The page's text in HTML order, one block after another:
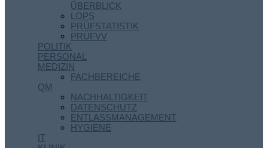
ÜBERBLICK
LOPS
PRÜFSTATISTIK
PRÜFVV
POLITIK
PERSONAL
MEDIZIN
FACHBEREICHE
QM
NACHHALTIGKEIT
DATENSCHUTZ
ENTLASSMANAGEMENT
HYGIENE
IT